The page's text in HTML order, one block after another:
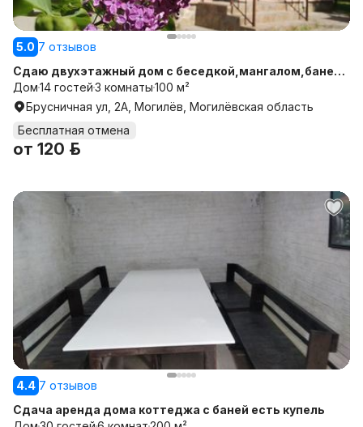
5.0 7 отзывов
Сдаю двухэтажный дом с беседкой,мангалом,баней ,
отдельной прилегающей территорией и парковкой
Дом14 гостей3 комнаты100 м²
Брусничная ул, 2А, Могилёв, Могилёвская область
Бесплатная отмена
от 120 р.
4.4 7 отзывов
Сдача аренда дома коттеджа с баней есть купель